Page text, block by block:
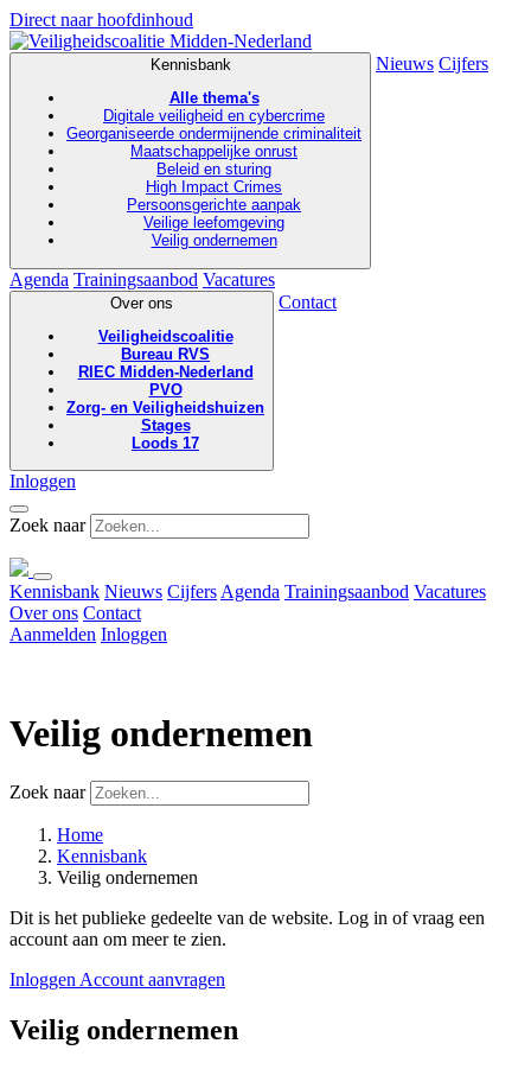
Direct naar hoofdinhoud
Kennisbank
Alle thema's
Digitale veiligheid en cybercrime
Georganiseerde ondermijnende criminaliteit
Maatschappelijke onrust
Beleid en sturing
High Impact Crimes
Persoonsgerichte aanpak
Veilige leefomgeving
Veilig ondernemen
Nieuws Cijfers
Agenda Trainingsaanbod Vacatures
Over ons
Veiligheidscoalitie
Bureau RVS
RIEC Midden-Nederland
PVO
Zorg- en Veiligheidshuizen
Stages
Loods 17
Contact
Inloggen
Zoek naar
Kennisbank Nieuws Cijfers Agenda Trainingsaanbod Vacatures
Over ons Contact
Aanmelden Inloggen
Veilig ondernemen
Zoek naar
Home
Kennisbank
Veilig ondernemen
Dit is het publieke gedeelte van de website. Log in of vraag een
account aan om meer te zien.
Inloggen Account aanvragen
Veilig ondernemen